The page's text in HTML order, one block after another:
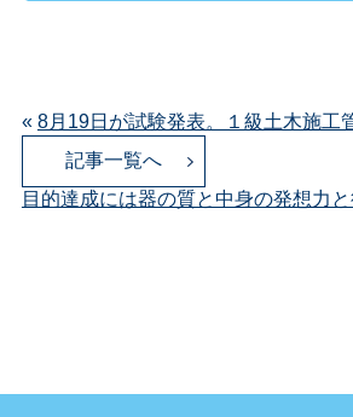
« 8月19日が試験発表。１級土木施工
記事一覧へ
目的達成には器の質と中身の発想力